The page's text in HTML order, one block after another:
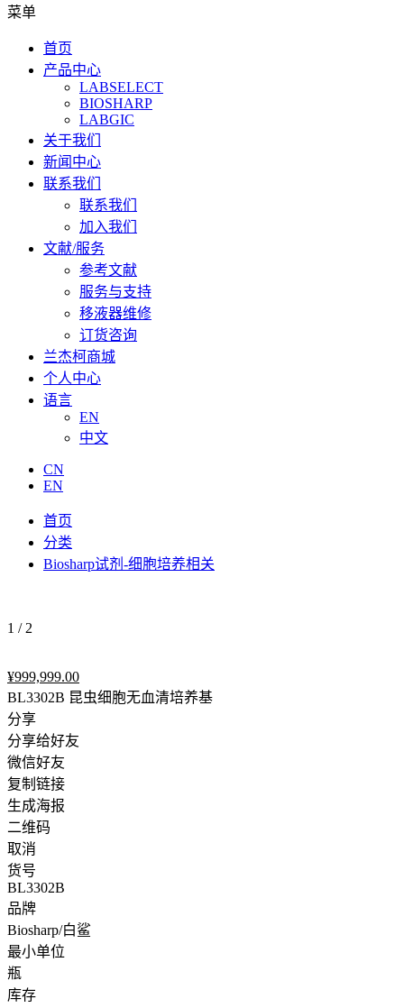
菜单
首页
产品中心
LABSELECT
BIOSHARP
LABGIC
关于我们
新闻中心
联系我们
联系我们
加入我们
文献/服务
参考文献
服务与支持
移液器维修
订货咨询
兰杰柯商城
个人中心
语言
EN
中文
CN
EN
首页
分类
Biosharp试剂-细胞培养相关
1 / 2
¥999,999.00
BL3302B 昆虫细胞无血清培养基
分享
分享给好友
微信好友
复制链接
生成海报
二维码
取消
货号
BL3302B
品牌
Biosharp/白鲨
最小单位
瓶
库存